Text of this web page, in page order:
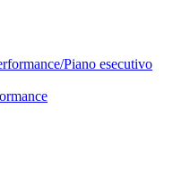
Piano esecutivo